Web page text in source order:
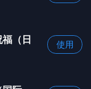
（日
使用